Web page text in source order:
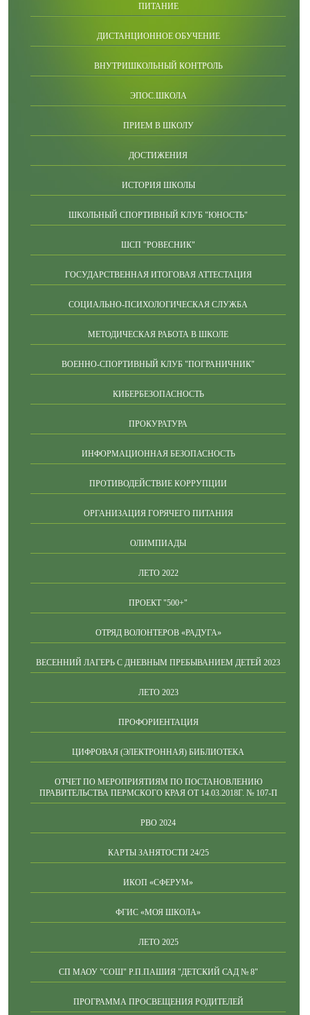
ПИТАНИЕ
ДИСТАНЦИОННОЕ ОБУЧЕНИЕ
ВНУТРИШКОЛЬНЫЙ КОНТРОЛЬ
ЭПОС.ШКОЛА
ПРИЕМ В ШКОЛУ
ДОСТИЖЕНИЯ
ИСТОРИЯ ШКОЛЫ
ШКОЛЬНЫЙ СПОРТИВНЫЙ КЛУБ "ЮНОСТЬ"
ШСП "РОВЕСНИК"
ГОСУДАРСТВЕННАЯ ИТОГОВАЯ АТТЕСТАЦИЯ
СОЦИАЛЬНО-ПСИХОЛОГИЧЕСКАЯ СЛУЖБА
МЕТОДИЧЕСКАЯ РАБОТА В ШКОЛЕ
ВОЕННО-СПОРТИВНЫЙ КЛУБ "ПОГРАНИЧНИК"
КИБЕРБЕЗОПАСНОСТЬ
ПРОКУРАТУРА
ИНФОРМАЦИОННАЯ БЕЗОПАСНОСТЬ
ПРОТИВОДЕЙСТВИЕ КОРРУПЦИИ
ОРГАНИЗАЦИЯ ГОРЯЧЕГО ПИТАНИЯ
ОЛИМПИАДЫ
ЛЕТО 2022
ПРОЕКТ "500+"
ОТРЯД ВОЛОНТЕРОВ «РАДУГА»
ВЕСЕННИЙ ЛАГЕРЬ С ДНЕВНЫМ ПРЕБЫВАНИЕМ ДЕТЕЙ 2023
ЛЕТО 2023
ПРОФОРИЕНТАЦИЯ
ЦИФРОВАЯ (ЭЛЕКТРОННАЯ) БИБЛИОТЕКА
ОТЧЕТ ПО МЕРОПРИЯТИЯМ ПО ПОСТАНОВЛЕНИЮ
ПРАВИТЕЛЬСТВА ПЕРМСКОГО КРАЯ ОТ 14.03.2018Г. № 107-П
РВО 2024
КАРТЫ ЗАНЯТОСТИ 24/25
ИКОП «СФЕРУМ»
ФГИС «МОЯ ШКОЛА»
ЛЕТО 2025
СП МАОУ "СОШ" Р.П.ПАШИЯ "ДЕТСКИЙ САД № 8"
ПРОГРАММА ПРОСВЕЩЕНИЯ РОДИТЕЛЕЙ